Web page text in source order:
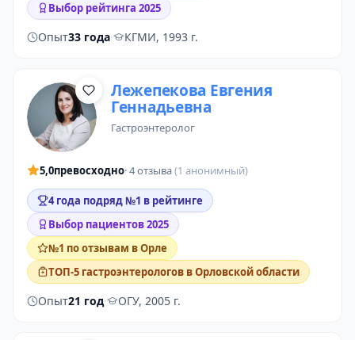
Выбор рейтинга 2025
Опыт33 года· КГМИ, 1993 г.
Лежепекова Евгения
Геннадьевна
гастроэнтеролог
5,0превосходно· 4 отзыва(1 анонимный)
4 года подряд №1 в рейтинге
Выбор пациентов 2025
№1 по отзывам в Орле
ТОП-5 гастроэнтерологов в Орловской области
Опыт21 год· ОГУ, 2005 г.